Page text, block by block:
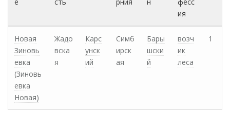
ия
Новая
Зиновь
евка
(Зиновь
евка
Новая)
Жадо
вска
я
Карс
унск
ий
Симб
ирск
ая
Бары
шски
й
возч
ик
леса
1